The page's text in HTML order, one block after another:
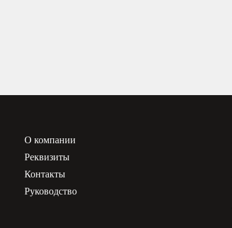
О компании
Реквизиты
Контакты
Руководство